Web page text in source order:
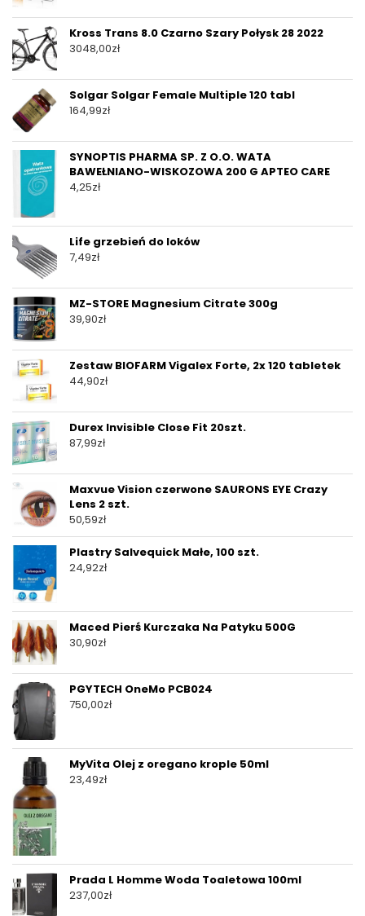
Kross Trans 8.0 Czarno Szary Połysk 28 2022
3048,00zł
Solgar Solgar Female Multiple 120 tabl
164,99zł
SYNOPTIS PHARMA SP. Z O.O. WATA
BAWEŁNIANO-WISKOZOWA 200 G APTEO CARE
4,25zł
Life grzebień do loków
7,49zł
MZ-STORE Magnesium Citrate 300g
39,90zł
Zestaw BIOFARM Vigalex Forte, 2x 120 tabletek
44,90zł
Durex Invisible Close Fit 20szt.
87,99zł
Maxvue Vision czerwone SAURONS EYE Crazy
Lens 2 szt.
50,59zł
Plastry Salvequick Małe, 100 szt.
24,92zł
Maced Pierś Kurczaka Na Patyku 500G
30,90zł
PGYTECH OneMo PCB024
750,00zł
MyVita Olej z oregano krople 50ml
23,49zł
Prada L Homme Woda Toaletowa 100ml
237,00zł